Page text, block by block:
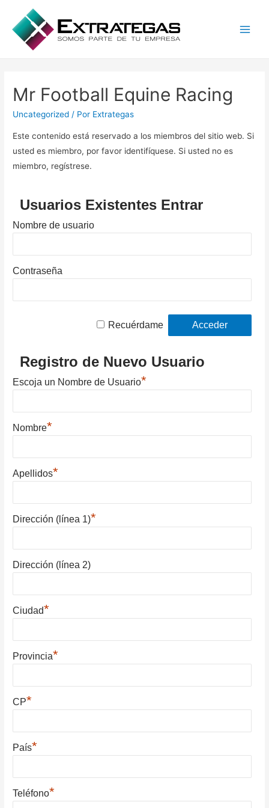
Mr Football Equine Racing
Uncategorized / Por Extrategas
Este contenido está reservado a los miembros del sitio web. Si
usted es miembro, por favor identifíquese. Si usted no es
miembro, regístrese.
Usuarios Existentes Entrar
Nombre de usuario
Contraseña
Recuérdame
Registro de Nuevo Usuario
Escoja un Nombre de Usuario*
Nombre*
Apellidos*
Dirección (línea 1)*
Dirección (línea 2)
Ciudad*
Provincia*
CP*
País*
Teléfono*